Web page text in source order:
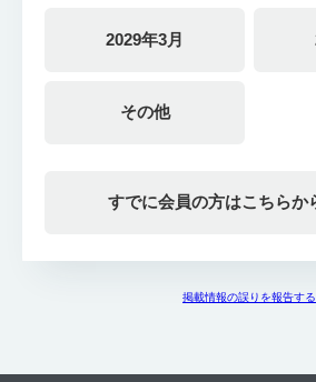
2029年3月
その他
すでに会員の方はこちらか
掲載情報の誤りを報告する